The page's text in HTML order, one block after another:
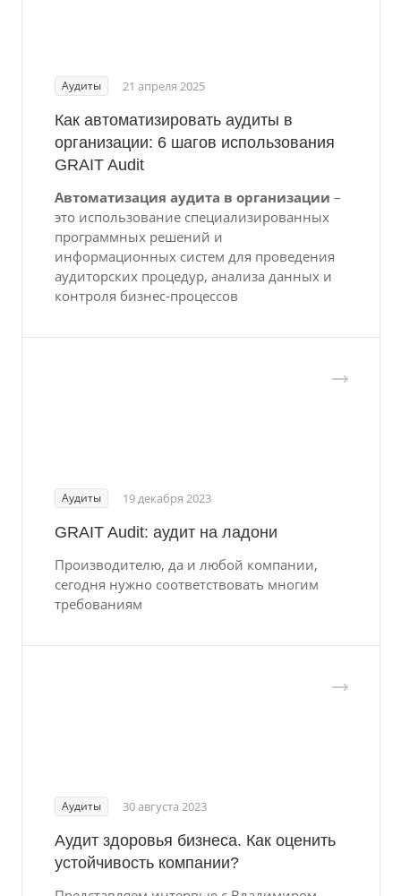
Аудиты 21 апреля 2025
Как автоматизировать аудиты в
организации: 6 шагов использования
GRAIT Audit
Автоматизация аудита в организации –
это использование специализированных
программных решений и
информационных систем для проведения
аудиторских процедур, анализа данных и
контроля бизнес-процессов
Аудиты 19 декабря 2023
GRAIT Audit: аудит на ладони
Производителю, да и любой компании,
сегодня нужно соответствовать многим
требованиям
Аудиты 30 августа 2023
Аудит здоровья бизнеса. Как оценить
устойчивость компании?